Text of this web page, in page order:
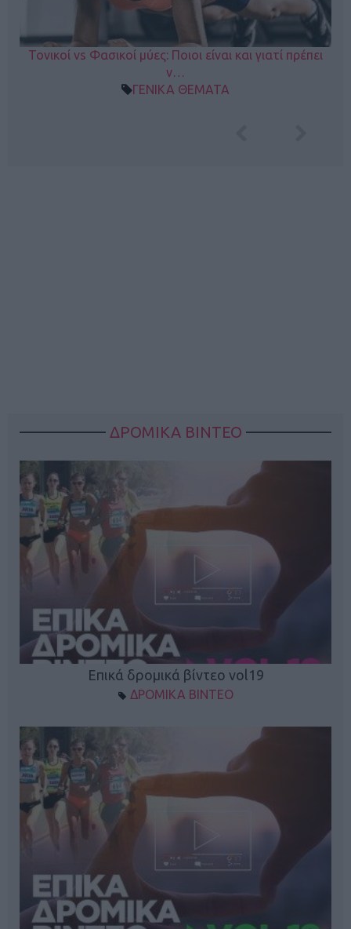
Τονικοί vs Φασικοί μύες: Ποιοι είναι και γιατί πρέπει
ν…
ΓΕΝΙΚΑ ΘΕΜΑΤΑ
ΔΡΟΜΙΚΑ ΒΙΝΤΕΟ
Επικά δρομικά βίντεο vol19
ΔΡΟΜΙΚΑ ΒΙΝΤΕΟ